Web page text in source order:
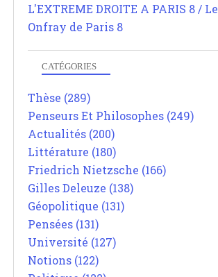
L'EXTREME DROITE A PARIS 8 / Le
Onfray de Paris 8
CATÉGORIES
Thèse (289)
Penseurs Et Philosophes (249)
Actualités (200)
Littérature (180)
Friedrich Nietzsche (166)
Gilles Deleuze (138)
Géopolitique (131)
Pensées (131)
Université (127)
Notions (122)